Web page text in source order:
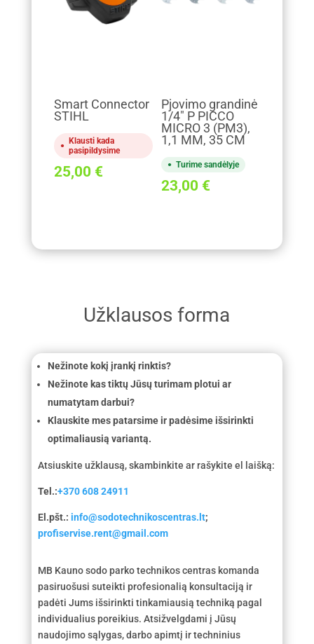
Smart Connector
STIHL
Klausti kada
pasipildysime
25,00 €
Pjovimo grandinė
1/4" P PICCO
MICRO 3 (PM3),
1,1 MM, 35 CM
Turime sandėlyje
23,00 €
Užklausos forma
Nežinote kokį įrankį rinktis?
Nežinote kas tiktų Jūsų turimam plotui ar
numatytam darbui?
Klauskite mes patarsime ir padėsime išsirinkti
optimaliausią variantą.
Atsiuskite užklausą, skambinkite ar rašykite el laišką:
Tel.:+370 608 24911
El.pšt.: info@sodotechnikoscentras.lt;
profiservise.rent@gmail.com
MB Kauno sodo parko technikos centras komanda
pasiruošusi suteikti profesionalią konsultaciją ir
padėti Jums išsirinkti tinkamiausią techniką pagal
individualius poreikius. Atsižvelgdami į Jūsų
naudojimo sąlygas, darbo apimtį ir techninius